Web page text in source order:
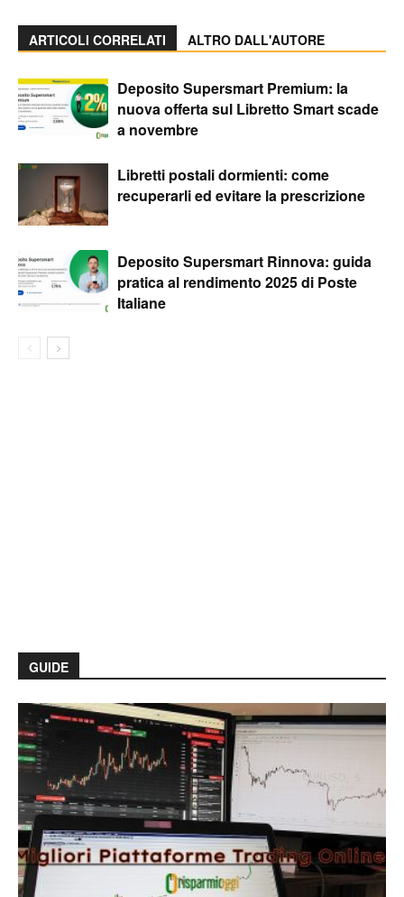
ARTICOLI CORRELATI ALTRO DALL'AUTORE
Deposito Supersmart Premium: la
nuova offerta sul Libretto Smart scade
a novembre
Libretti postali dormienti: come
recuperarli ed evitare la prescrizione
Deposito Supersmart Rinnova: guida
pratica al rendimento 2025 di Poste
Italiane
GUIDE